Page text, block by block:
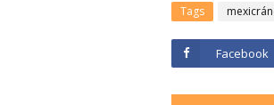
Tags
Facebook